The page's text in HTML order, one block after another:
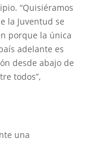
“Quisiéramos
la Juventud se
porque la única
adelante es
desde abajo de
todos”,
una